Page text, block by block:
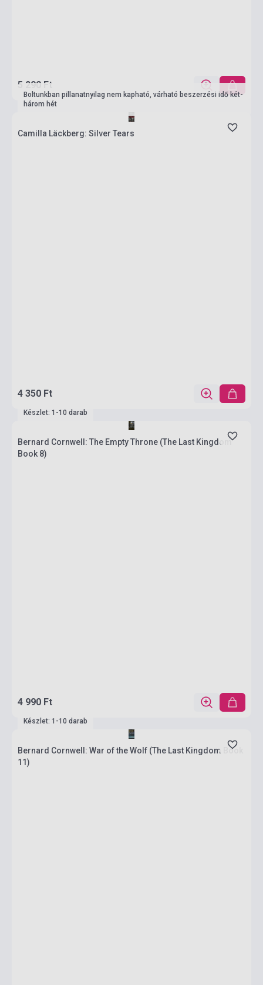
5 290 Ft
Boltunkban pillanatnyilag nem kapható, várható beszerzési idő két-
három hét
Camilla Läckberg: Silver Tears
4 350 Ft
Készlet: 1-10 darab
Bernard Cornwell: The Empty Throne (The Last Kingdom
Book 8)
4 990 Ft
Készlet: 1-10 darab
Bernard Cornwell: War of the Wolf (The Last Kingdom Book
11)